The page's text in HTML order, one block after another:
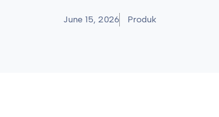
June 15, 2026 Produk